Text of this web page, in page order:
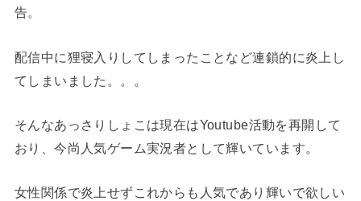
告。
配信中に狸寝入りしてしまったことなど連鎖的に炎上し
てしまいました。。。
そんなあっさりしょこは現在はYoutube活動を再開して
おり、今尚人気ゲーム実況者として輝いています。
女性関係で炎上せずこれからも人気であり輝いで欲しい